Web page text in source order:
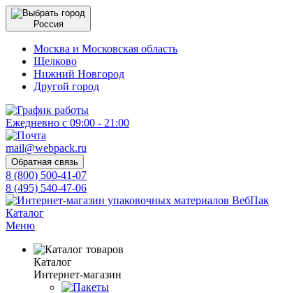
Россия
Москва и Московская область
Щелково
Нижний Новгород
Другой город
Ежедневно с 09:00 - 21:00
mail@webpack.ru
Обратная связь
8 (800) 500-41-07
8 (495) 540-47-06
Каталог
Меню
Каталог
Интернет-магазин